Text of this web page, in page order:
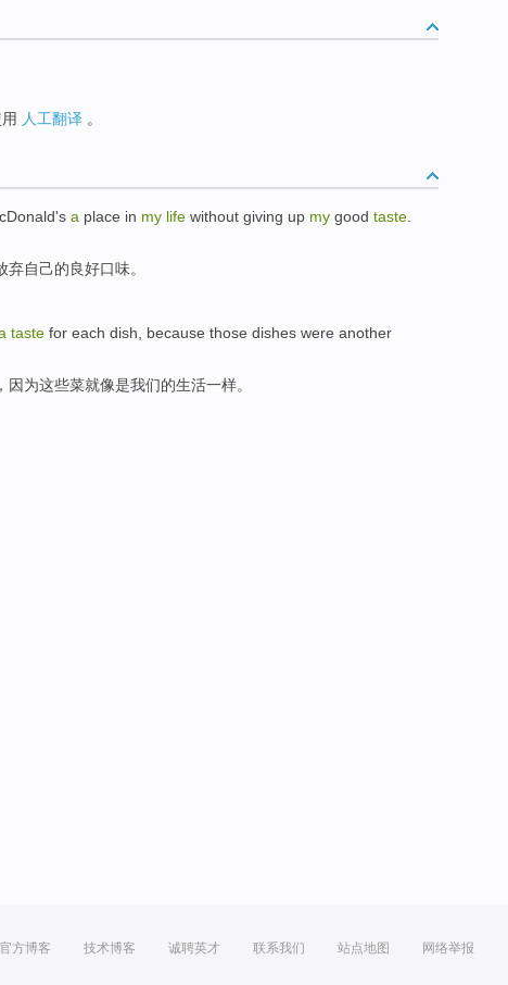
人工翻译 。
a place in my life without giving up my good taste
弃自己的良好口味。
taste for each dish because those dishes were another
， 因为这些菜就像是我们的生活一样。
官方博客 技术博客 诚聘英才 联系我们 站点地图 网络举报